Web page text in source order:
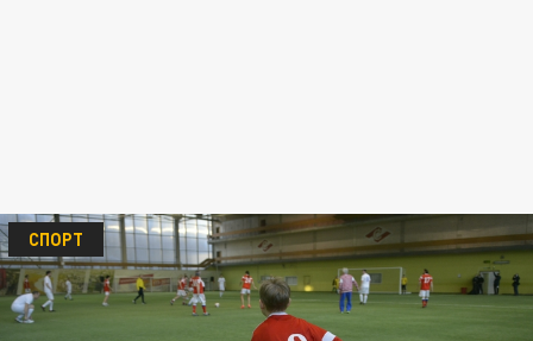
СПОРТ